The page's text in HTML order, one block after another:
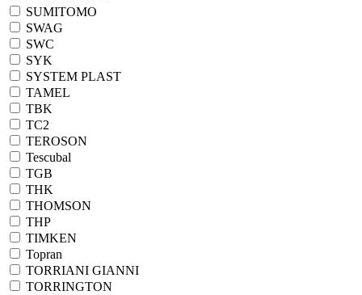
SUMITOMO
SWAG
SWC
SYK
SYSTEM PLAST
TAMEL
TBK
TC2
TEROSON
Tescubal
TGB
THK
THOMSON
THP
TIMKEN
Topran
TORRIANI GIANNI
TORRINGTON